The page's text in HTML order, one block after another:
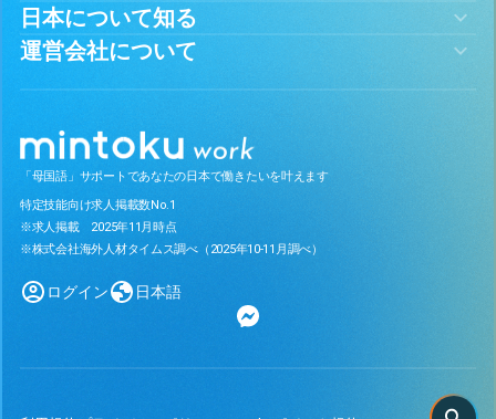
日本について知る
運営会社について
「母国語」サポートであなたの日本で働きたいを叶えます
特定技能向け求人掲載数No.1
※求人掲載 2025年11月時点
※株式会社海外人材タイムス調べ（2025年10-11月調べ）
ログイン 日本語